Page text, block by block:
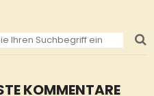
KOMMENTARE